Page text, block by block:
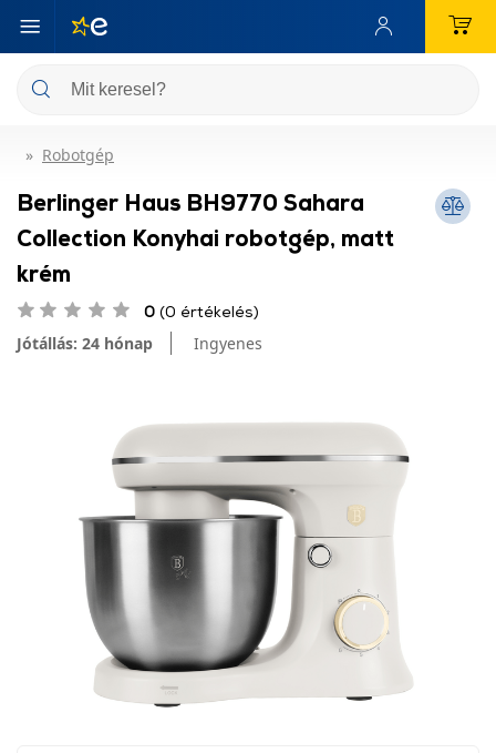
Robotgép
Berlinger Haus BH9770 Sahara
Collection Konyhai robotgép, matt
krém
0 (0 értékelés)
Jótállás: 24 hónap Ingyenes